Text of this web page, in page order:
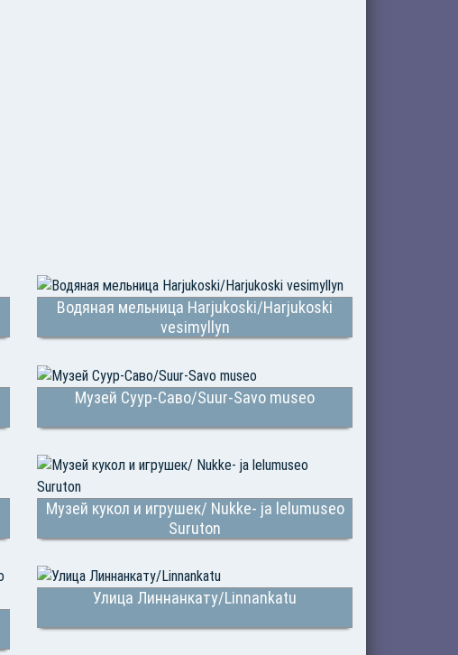
Водяная мельница Harjukoski/Harjukoski
vesimyllyn
Музей Суур-Саво/Suur-Savo museo
Музей кукол и игрушек/ Nukke- ja lelumuseo
Suruton
Улица Линнанкату/Linnankatu